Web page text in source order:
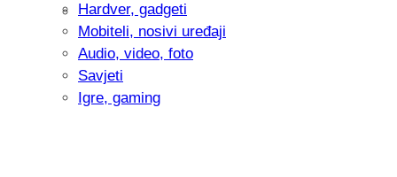
Intervju: Goran Jović, fotograf -
Hardver, gadgeti
Mobiteli, nosivi uređaji
Audio, video, foto
Savjeti
Igre, gaming